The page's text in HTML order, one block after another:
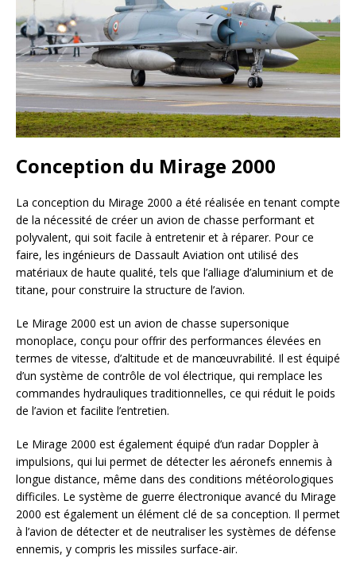
Conception du Mirage 2000
La conception du Mirage 2000 a été réalisée en tenant compte
de la nécessité de créer un avion de chasse performant et
polyvalent, qui soit facile à entretenir et à réparer. Pour ce
faire, les ingénieurs de Dassault Aviation ont utilisé des
matériaux de haute qualité, tels que l’alliage d’aluminium et de
titane, pour construire la structure de l’avion.
Le Mirage 2000 est un avion de chasse supersonique
monoplace, conçu pour offrir des performances élevées en
termes de vitesse, d’altitude et de manœuvrabilité. Il est équipé
d’un système de contrôle de vol électrique, qui remplace les
commandes hydrauliques traditionnelles, ce qui réduit le poids
de l’avion et facilite l’entretien.
Le Mirage 2000 est également équipé d’un radar Doppler à
impulsions, qui lui permet de détecter les aéronefs ennemis à
longue distance, même dans des conditions météorologiques
difficiles. Le système de guerre électronique avancé du Mirage
2000 est également un élément clé de sa conception. Il permet
à l’avion de détecter et de neutraliser les systèmes de défense
ennemis, y compris les missiles surface-air.